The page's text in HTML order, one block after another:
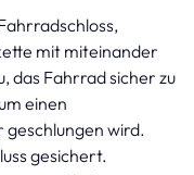
mit miteinander
das Fahrrad sicher zu
einen
wird.
gesichert.